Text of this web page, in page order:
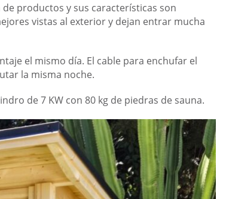
productos y sus características son
vistas al exterior y dejan entrar mucha
el mismo día. El cable para enchufar el
la misma noche.
de 7 KW con 80 kg de piedras de sauna.